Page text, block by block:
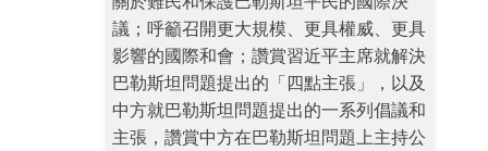
議；呼籲召開更大規模、更具權威、更具
影響的國際和會；讚賞習近平主席就解決
巴勒斯坦問題提出的「四點主張」，以及
中方就巴勒斯坦問題提出的一系列倡議和
主張，讚賞中方在巴勒斯坦問題上主持公